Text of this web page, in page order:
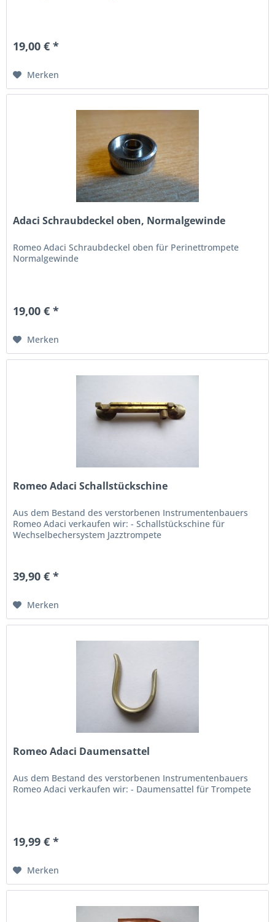
19,00 € *
Merken
Adaci Schraubdeckel oben, Normalgewinde
Romeo Adaci Schraubdeckel oben für Perinettrompete
Normalgewinde
19,00 € *
Merken
Romeo Adaci Schallstückschine
Aus dem Bestand des verstorbenen Instrumentenbauers
Romeo Adaci verkaufen wir: - Schallstückschine für
Wechselbechersystem Jazztrompete
39,90 € *
Merken
Romeo Adaci Daumensattel
Aus dem Bestand des verstorbenen Instrumentenbauers
Romeo Adaci verkaufen wir: - Daumensattel für Trompete
19,99 € *
Merken